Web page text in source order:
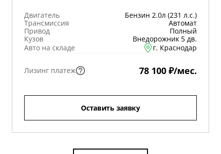
Двигатель
Бензин 2.0л (231 л.с.)
Трансмиссия
Автомат
Привод
Полный
Кузов
Внедорожник 5 дв.
Авто на складе
г. Краснодар
Лизинг платеж 78 100 ₽/мес.
Оставить заявку